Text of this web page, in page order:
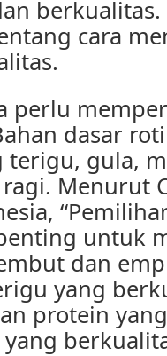
cara
perlu
dasar
gula,
Menurut
untuk
dan
yang
protein